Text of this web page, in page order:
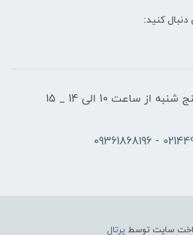
کنید:
ساعات کاری شنبه تا پنج شنبه از ساعت 10 الی 14 _ 15
سایت توسطپرتال